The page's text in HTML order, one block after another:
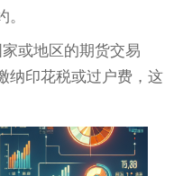
或地区的期货交易
纳印花税或过户费，这